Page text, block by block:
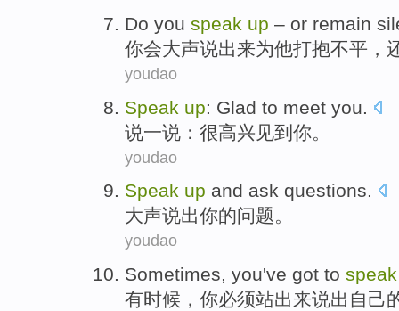
Do you speak up – or remain
你会大声说出来为他打抱不平，
youdao
Speak up: Glad to meet you
说一说：很高兴 见到 你。
youdao
Speak up and ask questions.
大声说出你的问题。
youdao
Sometimes, you've got to speak
有时候 ， 你必须站出来说出自己